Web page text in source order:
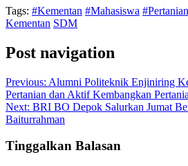
Tags: #Kementan #Mahasiswa #Pertanian
Kementan SDM
Post navigation
Previous: Alumni Politeknik Enjiniring
Pertanian dan Aktif Kembangkan
Next: BRI BO Depok Salurkan Jumat
Baiturrahman
Tinggalkan Balasan